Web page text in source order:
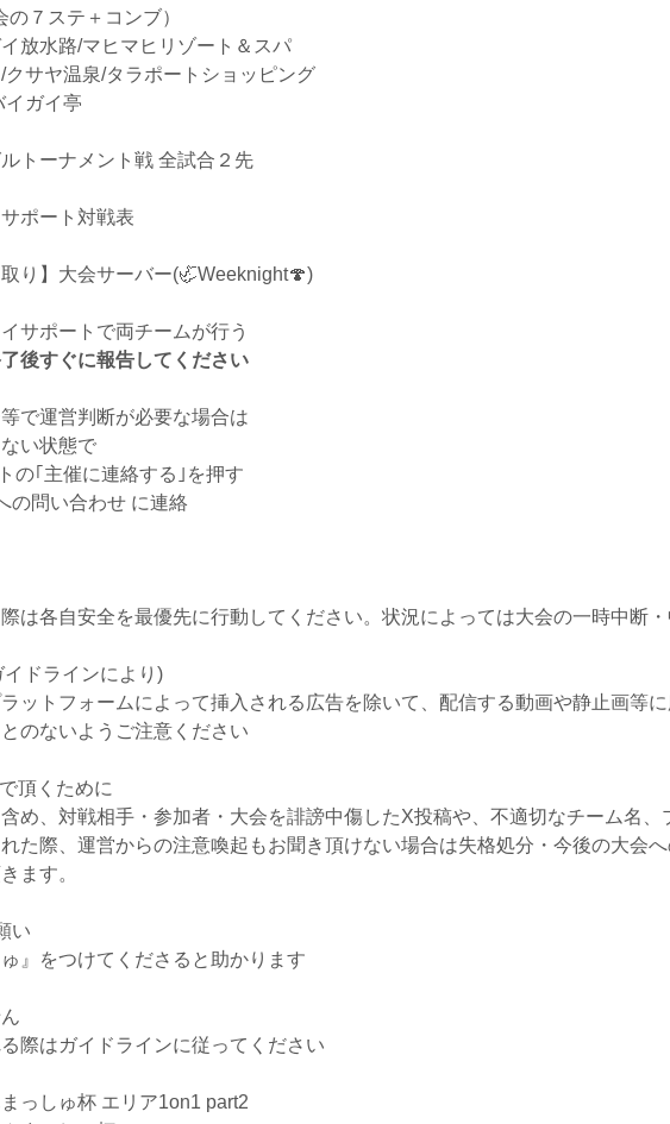
テ＋コンブ）
放水路/マヒマヒリゾート＆スパ
サヤ温泉/タラポートショッピング
ガイ亭
トーナメント戦 全試合２先
ポート対戦表
取り】大会サーバー(🦏Weeknight🍄)
サポートで両チームが行う
後すぐに報告してください
で運営判断が必要な場合は
状態で
｢主催に連絡する｣を押す
問い合わせ に連絡
は各自安全を最優先に行動してください。状況によっては大会の一時中断・
ドラインにより)
ットフォームによって挿入される広告を除いて、配信する動画や静止画等
のないようご注意ください
頂くために
め、対戦相手・参加者・大会を誹謗中傷したX投稿や、不適切なチーム名、
た際、運営からの注意喚起もお聞き頂けない場合は失格処分・今後の大会
ます。
い
ゅ』をつけてくださると助かります
際はガイドラインに従ってください
っしゅ杯 エリア1on1 part2